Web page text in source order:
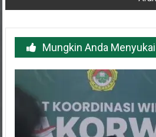
Mungkin Anda Menyukai